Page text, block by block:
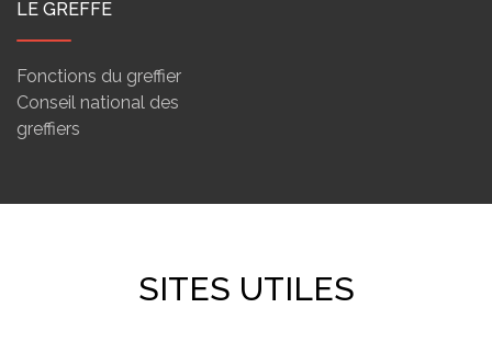
LE GREFFE
Fonctions du greffier
Conseil national des
greffiers
SITES UTILES